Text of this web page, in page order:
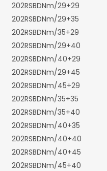
202RSBDNm/29+29
202RSBDNm/29+35
202RSBDNm/35+29
202RSBDNm/29+40
202RSBDNm/40+29
202RSBDNm/29+45
202RSBDNm/45+29
202RSBDNm/35+35
202RSBDNm/35+40
202RSBDNm/40+35
202RSBDNm/40+40
202RSBDNm/40+45
202RSBDNm/45+40